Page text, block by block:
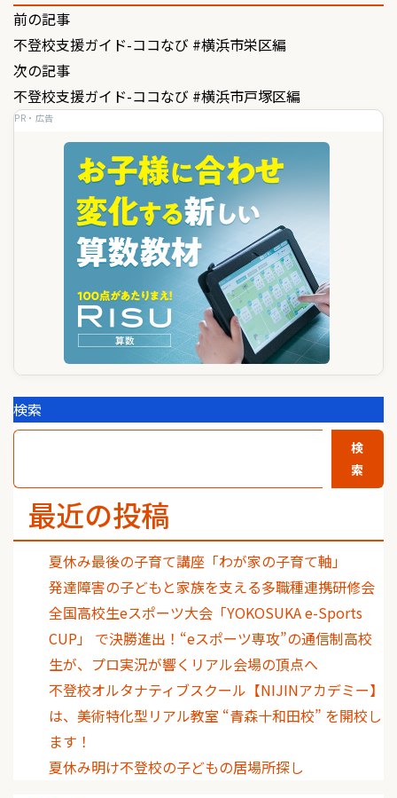
投
稿
ナ
ビ
前の記事
不登校支援ガイド-ココなび #横浜市栄区編
次の記事
不登校支援ガイド-ココなび #横浜市戸塚区編
PR・広告
検索
検
索
最近の投稿
夏休み最後の子育て講座「わが家の子育て軸」
発達障害の子どもと家族を支える多職種連携研修会
全国高校生eスポーツ大会「YOKOSUKA e-Sports
CUP」 で決勝進出！“eスポーツ専攻”の通信制高校
生が、プロ実況が響くリアル会場の頂点へ
不登校オルタナティブスクール【NIJINアカデミー】
は、美術特化型リアル教室 “青森十和田校” を開校し
ます！
夏休み明け不登校の子どもの居場所探し